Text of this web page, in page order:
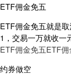
ETF佣金免五
ETF佣金免五就是
1，交易一万就收一
ETF佣金免五ETF
约券做空